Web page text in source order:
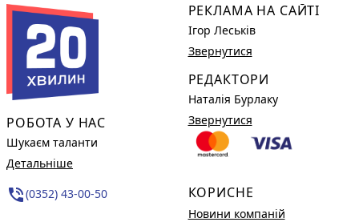
РОБОТА У НАС
Шукаєм таланти
Детальніше
phone_in_talk(0352) 43-00-50
РЕКЛАМА НА САЙТІ
Ігор Леськів
Звернутися
РЕДАКТОРИ
Наталія Бурлаку
Звернутися
КОРИСНЕ
Новини компаній